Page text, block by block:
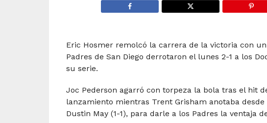
Eric Hosmer remolcó la carrera de la victoria con
Padres de San Diego derrotaron el lunes 2-1 a los
su serie.
Joc Pederson agarró con torpeza la bola tras el hit
lanzamiento mientras Trent Grisham anotaba
Dustin May (1-1), para darle a los Padres la ventaja